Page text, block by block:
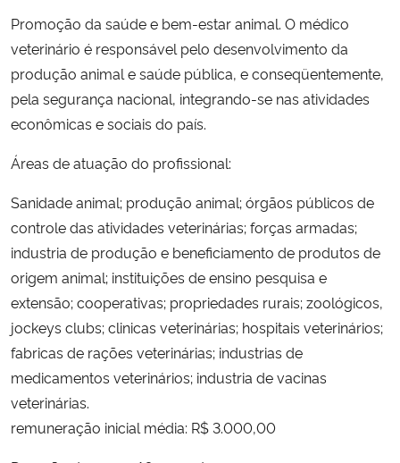
Banco Central do Brasil
Planalto
Promoção da saúde e bem-estar animal. O médico
veterinário é responsável pelo desenvolvimento da
produção animal e saúde pública, e conseqüentemente,
pela segurança nacional, integrando-se nas atividades
econômicas e sociais do país.
Áreas de atuação do profissional:
Sanidade animal; produção animal; órgãos públicos de
controle das atividades veterinárias; forças armadas;
industria de produção e beneficiamento de produtos de
origem animal; instituições de ensino pesquisa e
extensão; cooperativas; propriedades rurais; zoológicos,
jockeys clubs; clinicas veterinárias; hospitais veterinários;
fabricas de rações veterinárias; industrias de
medicamentos veterinários; industria de vacinas
veterinárias.
remuneração inicial média: R$ 3.000,00